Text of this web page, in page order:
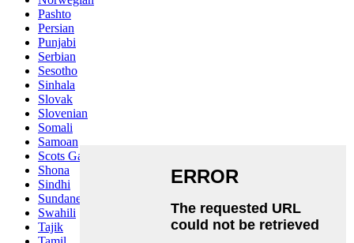
Pashto
Persian
Punjabi
Serbian
Sesotho
Sinhala
Slovak
Slovenian
Somali
Samoan
Scots Gaelic
Shona
Sindhi
Sundanese
Swahili
Tajik